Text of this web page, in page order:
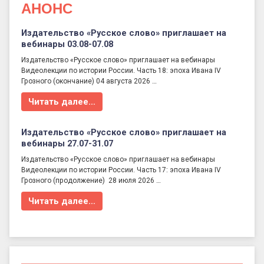
АНОНС
Издательство «Русское слово» приглашает на
вебинары 03.08-07.08
Издательство «Русское слово» приглашает на вебинары
Видеолекции по истории России. Часть 18: эпоха Ивана IV
Грозного (окончание) 04 августа 2026 …
Читать далее…
Издательство «Русское слово» приглашает на
вебинары 27.07-31.07
Издательство «Русское слово» приглашает на вебинары
Видеолекции по истории России. Часть 17: эпоха Ивана IV
Грозного (продолжение) 28 июля 2026 …
Читать далее…